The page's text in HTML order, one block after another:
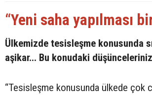
“Yeni saha yapılması
Ülkemizde tesisleşme konusunda
aşikar... Bu konudaki
“Tesisleşme konusunda ülkede çok